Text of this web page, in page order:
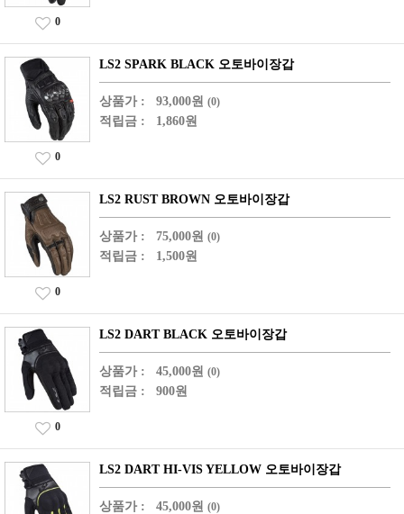
0
LS2 SPARK BLACK 오토바이장갑
상품가 : 93,000원 (0)
적립금 : 1,860원
0
LS2 RUST BROWN 오토바이장갑
상품가 : 75,000원 (0)
적립금 : 1,500원
0
LS2 DART BLACK 오토바이장갑
상품가 : 45,000원 (0)
적립금 : 900원
0
LS2 DART HI-VIS YELLOW 오토바이장갑
상품가 : 45,000원 (0)